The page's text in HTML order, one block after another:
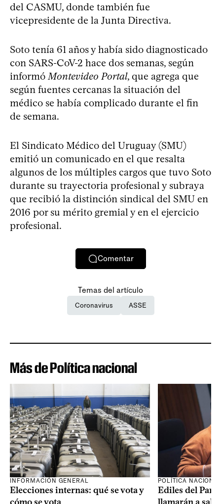
del CASMU, donde también fue
vicepresidente de la Junta Directiva.
Soto tenía 61 años y había sido diagnosticado
con SARS-CoV-2 hace dos semanas, según
informó Montevideo Portal, que agrega que
según fuentes cercanas la situación del
médico se había complicado durante el fin
de semana.
El Sindicato Médico del Uruguay (SMU)
emitió un comunicado en el que resalta
algunos de los múltiples cargos que tuvo Soto
durante su trayectoria profesional y subraya
que recibió la distinción sindical del SMU en
2016 por su mérito gremial y en el ejercicio
profesional.
Comentar
Temas del artículo
Coronavirus ASSE
Más de Política nacional
INFORMACIÓN GENERAL
Elecciones internas: qué se vota y
POLÍTICA
Ediles del